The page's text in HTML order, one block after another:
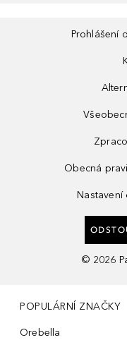
Prohlášení
Obecná
© 2026
POPULÁRNÍ ZNAČKY
Orebella